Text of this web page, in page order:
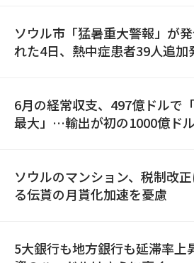
ソウル市「猛暑重大警報」が
れた4日、熱中症患者39人追加
6月の経常収支、497億ドルで
最大」…輸出が初の1000億ド
ソウルのマンション、税制改
る伝貰の月貰化加速を憂慮
5大銀行も地方銀行も延滞率